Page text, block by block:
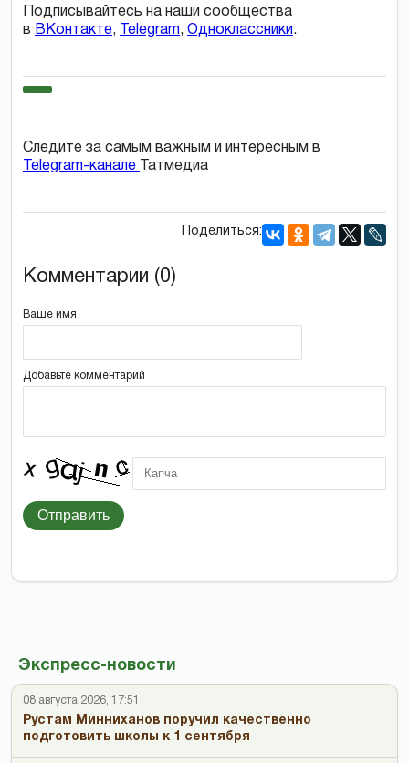
Экспресс-новости
08 августа 2026, 17:51
Рустам Минниханов поручил качественно
подготовить школы к 1 сентября
Подписывайтесь на наши сообщества
в ВКонтакте, Telegram, Одноклассники.
Следите за самым важным и интересным в
Telegram-канале
Татмедиа
Поделиться:
Комментарии (0)
Ваше имя
Добавьте комментарий
Отправить